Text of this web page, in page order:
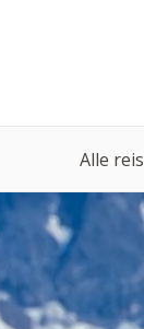
Alle